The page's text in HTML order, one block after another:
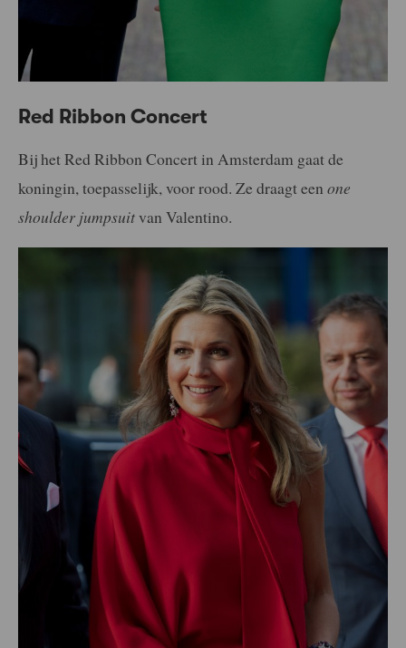
Red Ribbon Concert
Bij het Red Ribbon Concert in Amsterdam gaat de
koningin, toepasselijk, voor rood. Ze draagt een one
shoulder jumpsuitvan Valentino.